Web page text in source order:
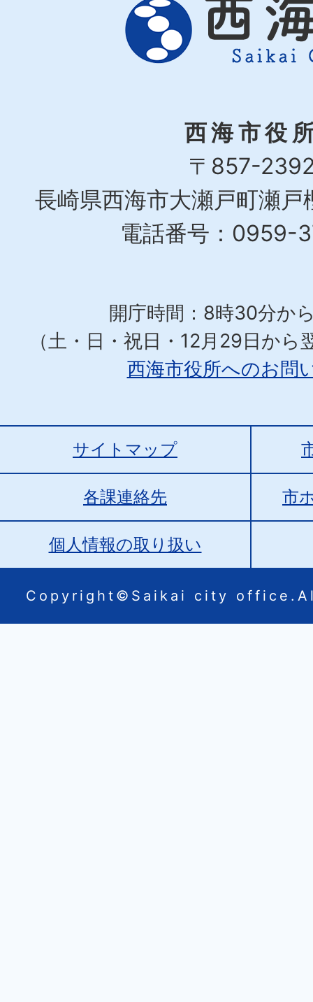
西海市役
〒857-
長崎県西海市大瀬戸町瀬
電話番号：0959-
開庁時間：8時30分か
（土・日・祝日・12月29日から
西海市役所へのお問
サイトマップ
各課連絡先 市
個人情報の取り扱い
Copyright©Saikai city